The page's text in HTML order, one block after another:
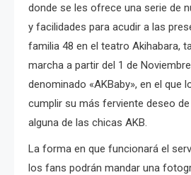
donde se les ofrece una serie de
y facilidades para acudir a las
familia 48 en el teatro Akihabara,
marcha a partir del 1 de
denominado «AKBaby», en el que
cumplir su más ferviente deseo
alguna de las chicas AKB.
La forma en que funcionará el
los fans podrán mandar una